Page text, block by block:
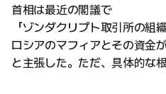
首相は最近の閣議で
「ゾンダクリプト取引所の組
ロシアのマフィアとその資金
と主張した。ただ、具体的な